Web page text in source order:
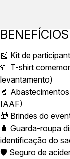
BENEFÍCIOS
🎽 Kit de
👕 T-shirt
levantamento)
🥤
IAAF)
🎁 Brindes do
🧳 Guarda-roupa
identificação do
🛡️ Seguro de